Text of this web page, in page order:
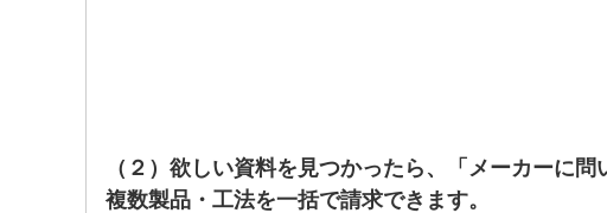
（２）欲しい資料を見つかったら、「メーカーに問
複数製品・工法を一括で請求できます。